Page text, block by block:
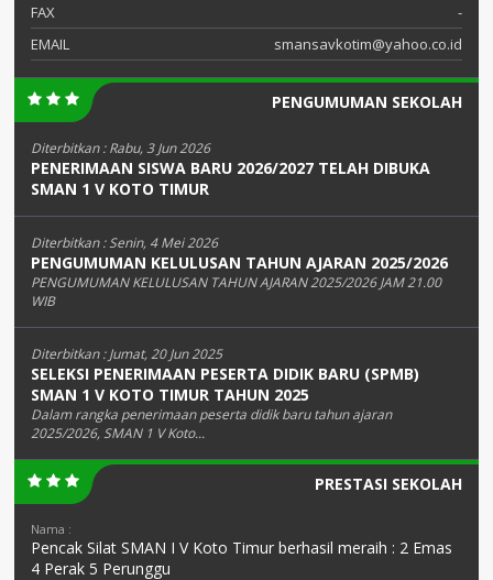
FAX
-
EMAIL
smansavkotim@yahoo.co.id
PENGUMUMAN SEKOLAH
Diterbitkan :Rabu, 3 Jun 2026
PENERIMAAN SISWA BARU 2026/2027 TELAH DIBUKA
SMAN 1 V KOTO TIMUR
Diterbitkan :Senin, 4 Mei 2026
PENGUMUMAN KELULUSAN TAHUN AJARAN 2025/2026
PENGUMUMAN KELULUSAN TAHUN AJARAN 2025/2026 JAM 21.00
WIB
Diterbitkan :Jumat, 20 Jun 2025
SELEKSI PENERIMAAN PESERTA DIDIK BARU (SPMB)
SMAN 1 V KOTO TIMUR TAHUN 2025
Dalam rangka penerimaan peserta didik baru tahun ajaran
2025/2026, SMAN 1 V Koto...
PRESTASI SEKOLAH
Nama :
Pencak Silat SMAN I V Koto Timur berhasil meraih : 2 Emas
4 Perak 5 Perunggu